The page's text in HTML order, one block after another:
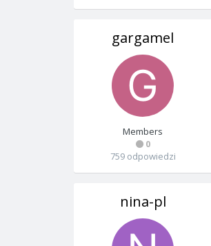
gargamel
Members
0
759 odpowiedzi
nina-pl